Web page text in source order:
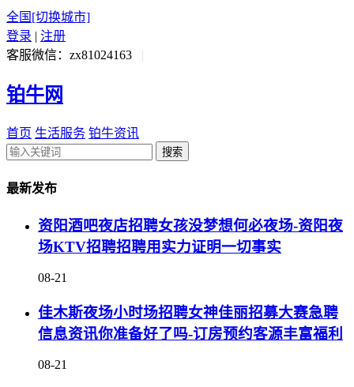
全国 [切换城市]
登录 | 注册
客服微信：zx81024163
|
铂牛网
首页 生活服务 铂牛资讯
搜索
最新发布
资阳酒吧夜店招聘女孩没梦想何必夜场-资阳夜
场KTV招聘招聘用实力证明一切事实
08-21
佳木斯夜场小时场招聘女神佳丽招募大赛急聘
信息资讯你准备好了吗-订房预约客源丰富福利
08-21